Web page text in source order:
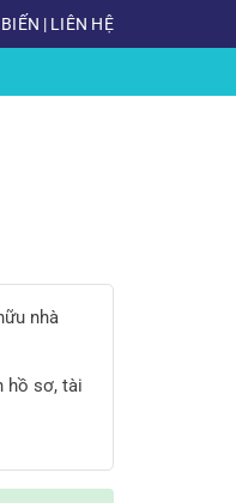
| LIÊN HỆ
nhà
hồ sơ, tài